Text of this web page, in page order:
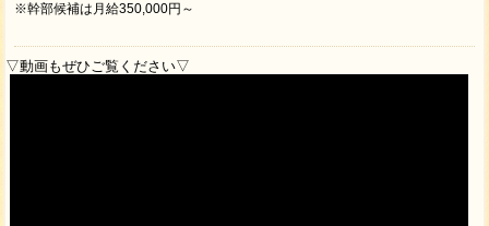
※幹部候補は月給350,000円～
▽動画もぜひご覧ください▽